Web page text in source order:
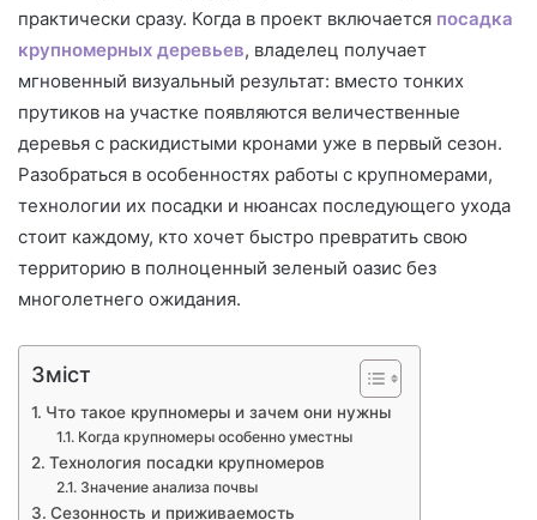
практически сразу. Когда в проект включается посадка
крупномерных деревьев, владелец получает
мгновенный визуальный результат: вместо тонких
прутиков на участке появляются величественные
деревья с раскидистыми кронами уже в первый сезон.
Разобраться в особенностях работы с крупномерами,
технологии их посадки и нюансах последующего ухода
стоит каждому, кто хочет быстро превратить свою
территорию в полноценный зеленый оазис без
многолетнего ожидания.
Зміст
Что такое крупномеры и зачем они нужны
Когда крупномеры особенно уместны
Технология посадки крупномеров
Значение анализа почвы
Сезонность и приживаемость